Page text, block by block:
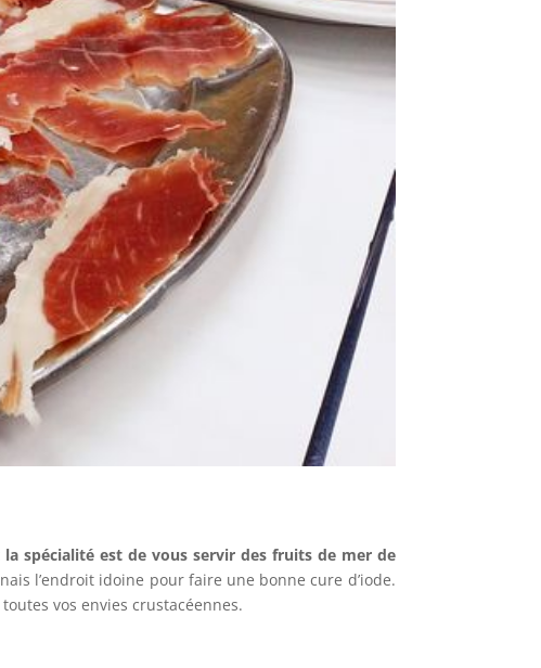
la spécialité est de vous servir des fruits de mer de
l’endroit idoine pour faire une bonne cure d’iode.
vos envies crustacéennes.